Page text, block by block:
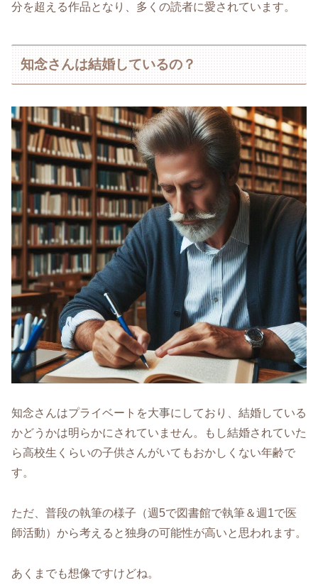
分を超える作品となり、多くの読者に愛されています。
知念さんは結婚しているの？
知念さんはプライベートを大事にしており、結婚している
かどうかは明らかにされていません。もし結婚されていた
ら高校生くらいの子供さんがいてもおかしくない年齢で
す。
ただ、普段の執筆の様子（週5で図書館で執筆＆週1で医
師活動）から考えると独身の可能性が高いと思われます。
あくまでも想像ですけどね。